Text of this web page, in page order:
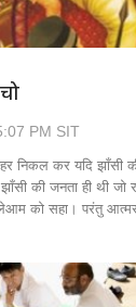
PM SIT
निकल कर यदि झाँसी
की जनता ही थी जो
को सहा। परंतु